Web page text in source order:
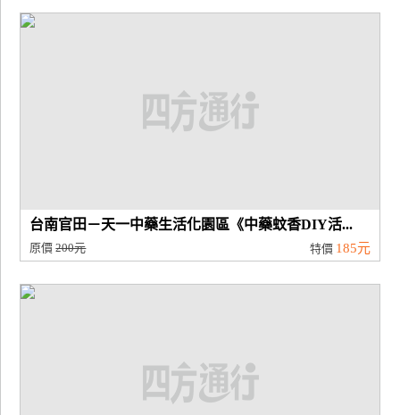
計
商
台南官田－天一中藥生活化園區《中藥蚊香DIY活...
原價200元 特價 185元